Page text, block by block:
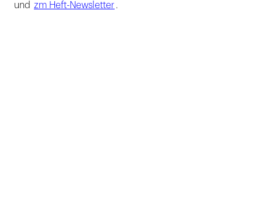
und zm Heft-Newsletter .